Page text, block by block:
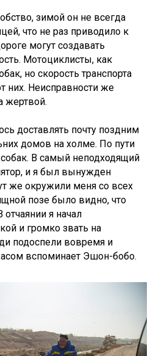
зимой он не всегда
что не раз приводило к
могут создавать
Мотоциклисты, как
но скорость транспорта
них. Неисправности же
жертвой.
доставлять почту поздним
домов на холме. По пути
собак. В самый неподходящий
и я был вынужден
же окружили меня со всех
позе было видно, что
отчаянии я начал
и громко звать на
подоспели вовремя и
вспоминает Эшон-бобо.